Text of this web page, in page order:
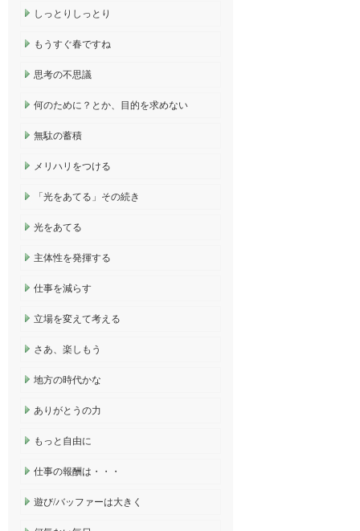
しっとりしっとり
もうすぐ春ですね
思考の不思議
何のために？とか、目的を求めない
無駄の蓄積
メリハリをつける
「光をあてる」その続き
光をあてる
主体性を発揮する
仕事を減らす
立場を変えて考える
さあ、楽しもう
地方の時代かな
ありがとうの力
もっと自由に
仕事の報酬は・・・
遊び/バッファーは大きく